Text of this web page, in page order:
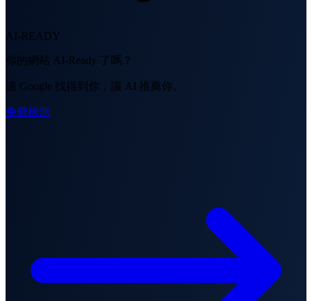
AI-READY
你的網站 AI-Ready 了嗎？
讓 Google 找得到你，讓 AI 推薦你。
免費檢測